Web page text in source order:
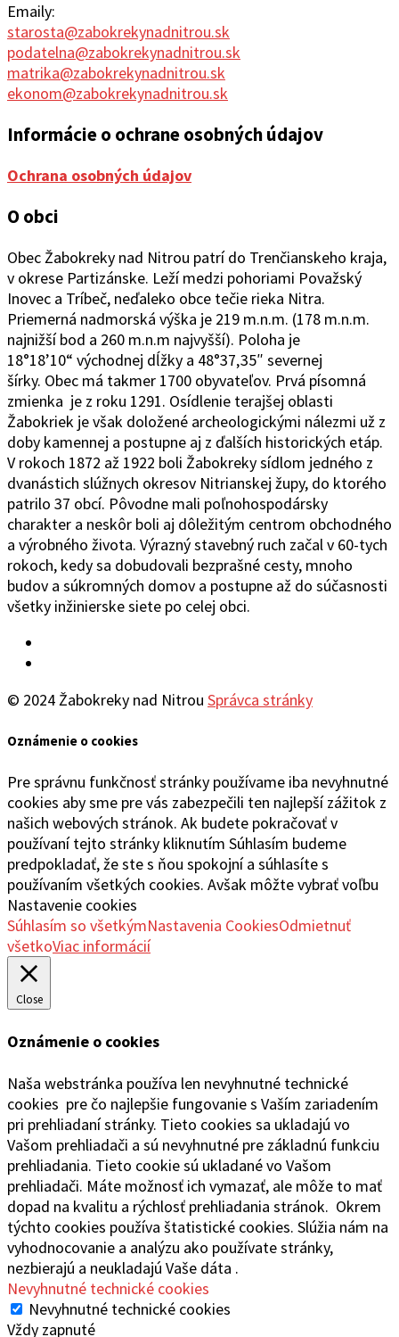
Emaily:
starosta@zabokrekynadnitrou.sk
podatelna@zabokrekynadnitrou.sk
matrika@zabokrekynadnitrou.sk
ekonom@zabokrekynadnitrou.sk
Informácie o ochrane osobných údajov
Ochrana osobných údajov
O obci
Obec Žabokreky nad Nitrou patrí do Trenčianskeho kraja,
v okrese Partizánske. Leží medzi pohoriami Považský
Inovec a Tríbeč, neďaleko obce tečie rieka Nitra.
Priemerná nadmorská výška je 219 m.n.m. (178 m.n.m.
najnižší bod a 260 m.n.m najvyšší). Poloha je
18°18’10“ východnej dĺžky a 48°37‚35″ severnej
šírky. Obec má takmer 1700 obyvateľov. Prvá písomná
zmienka je z roku 1291. Osídlenie terajšej oblasti
Žabokriek je však doložené archeologickými nálezmi už z
doby kamennej a postupne aj z ďalších historických etáp.
V rokoch 1872 až 1922 boli Žabokreky sídlom jedného z
dvanástich slúžnych okresov Nitrianskej župy, do ktorého
patrilo 37 obcí. Pôvodne mali poľnohospodársky
charakter a neskôr boli aj dôležitým centrom obchodného
a výrobného života. Výrazný stavebný ruch začal v 60-tych
rokoch, kedy sa dobudovali bezprašné cesty, mnoho
budov a súkromných domov a postupne až do súčasnosti
všetky inžinierske siete po celej obci.
© 2024 Žabokreky nad Nitrou Správca stránky
Oznámenie o cookies
Pre správnu funkčnosť stránky používame iba nevyhnutné
cookies aby sme pre vás zabezpečili ten najlepší zážitok z
našich webových stránok. Ak budete pokračovať v
používaní tejto stránky kliknutím Súhlasím budeme
predpokladať, že ste s ňou spokojní a súhlasíte s
používaním všetkých cookies. Avšak môžte vybrať voľbu
Nastavenie cookies
Súhlasím so všetkýmNastavenia CookiesOdmietnuť
všetkoViac informácií
Close
Oznámenie o cookies
Naša webstránka používa len nevyhnutné technické
cookies pre čo najlepšie fungovanie s Vaším zariadením
pri prehliadaní stránky. Tieto cookies sa ukladajú vo
Vašom prehliadači a sú nevyhnutné pre základnú funkciu
prehliadania. Tieto cookie sú ukladané vo Vašom
prehliadači. Máte možnosť ich vymazať, ale môže to mať
dopad na kvalitu a rýchlosť prehliadania stránok. Okrem
týchto cookies používa štatistické cookies. Slúžia nám na
vyhodnocovanie a analýzu ako používate stránky,
nezbierajú a neukladajú Vaše dáta .
Nevyhnutné technické cookies
Nevyhnutné technické cookies
Vždy zapnuté